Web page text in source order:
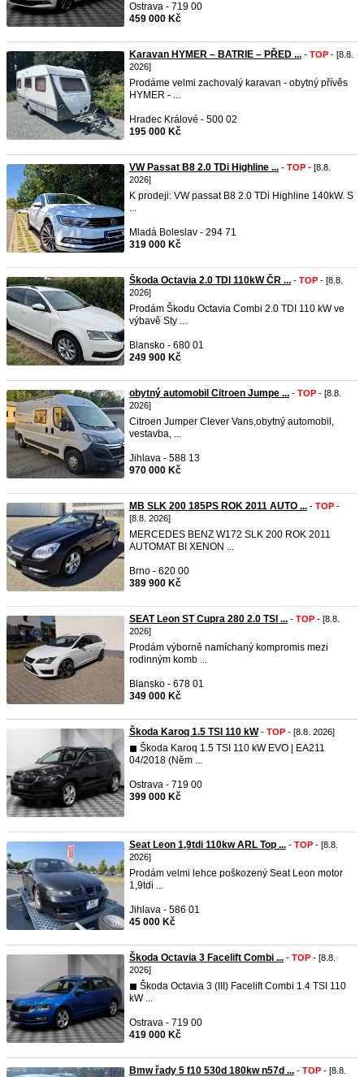
Ostrava - 719 00
459 000 Kč
Karavan HYMER – BATRIE – PŘED ... - TOP - [8.8.
2026]
Prodáme velmi zachovalý karavan - obytný přívěs
HYMER - ...
Hradec Králové - 500 02
195 000 Kč
VW Passat B8 2.0 TDi Highline ... - TOP - [8.8.
2026]
K prodeji: VW passat B8 2.0 TDi Highline 140kW. S
...
Mladá Boleslav - 294 71
319 000 Kč
Škoda Octavia 2.0 TDI 110kW ČR ... - TOP - [8.8.
2026]
Prodám Škodu Octavia Combi 2.0 TDI 110 kW ve
výbavě Sty ...
Blansko - 680 01
249 900 Kč
obytný automobil Citroen Jumpe ... - TOP - [8.8.
2026]
Citroen Jumper Clever Vans,obytný automobil,
vestavba, ...
Jihlava - 588 13
970 000 Kč
MB SLK 200 185PS ROK 2011 AUTO ... - TOP -
[8.8. 2026]
MERCEDES BENZ W172 SLK 200 ROK 2011
AUTOMAT BI XENON ...
Brno - 620 00
389 900 Kč
SEAT Leon ST Cupra 280 2.0 TSI ... - TOP - [8.8.
2026]
Prodám výborně namíchaný kompromis mezi
rodinným komb ...
Blansko - 678 01
349 000 Kč
Škoda Karoq 1.5 TSI 110 kW- TOP - [8.8. 2026]
◼︎ Škoda Karoq 1.5 TSI 110 kW EVO | EA211
04/2018 (Něm ...
Ostrava - 719 00
399 000 Kč
Seat Leon 1,9tdi 110kw ARL Top ... - TOP - [8.8.
2026]
Prodám velmi lehce poškozený Seat Leon motor
1,9tdi ...
Jihlava - 586 01
45 000 Kč
Škoda Octavia 3 Facelift Combi ... - TOP - [8.8.
2026]
◼︎ Škoda Octavia 3 (III) Facelift Combi 1.4 TSI 110
kW ...
Ostrava - 719 00
419 000 Kč
Bmw řady 5 f10 530d 180kw n57d ... - TOP - [8.8.